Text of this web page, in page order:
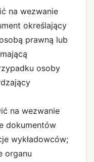
na wezwanie
określający
prawną lub
osoby
na wezwanie
dokumentów
wykładowców;
organu